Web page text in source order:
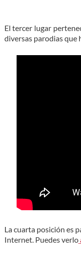
El tercer lugar
diversas parodias que
La cuarta posición es
Internet. Puedes verlo